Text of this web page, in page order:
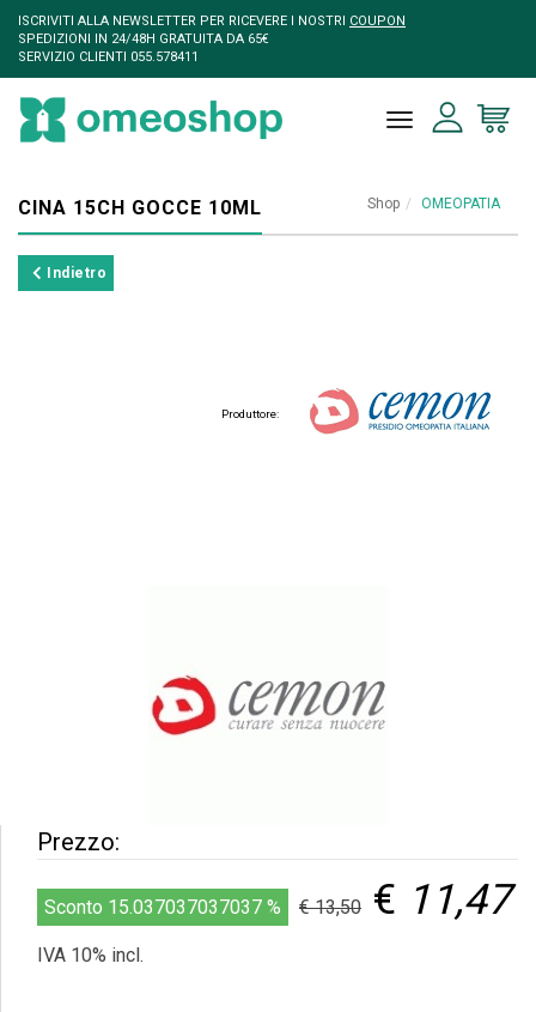
ISCRIVITI ALLA NEWSLETTER PER RICEVERE I NOSTRI COUPON
SPEDIZIONI IN 24/48H GRATUITA DA 65€
SERVIZIO CLIENTI 055.578411
toggle
Shop OMEOPATIA
CINA 15CH GOCCE 10ML
Indietro
Produttore:
Prezzo:
Sconto 15.037037037037 % € 13,50 € 11,47
IVA 10% incl.